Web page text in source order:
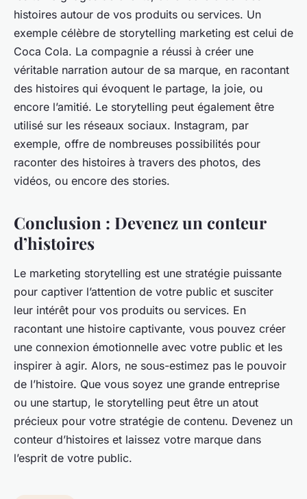
histoires autour de vos produits ou services. Un
exemple célèbre de storytelling marketing est celui de
Coca Cola. La compagnie a réussi à créer une
véritable narration autour de sa marque, en racontant
des histoires qui évoquent le partage, la joie, ou
encore l’amitié. Le storytelling peut également être
utilisé sur les réseaux sociaux. Instagram, par
exemple, offre de nombreuses possibilités pour
raconter des histoires à travers des photos, des
vidéos, ou encore des stories.
Conclusion : Devenez un conteur
d’histoires
Le marketing storytelling est une stratégie puissante
pour captiver l’attention de votre public et susciter
leur intérêt pour vos produits ou services. En
racontant une histoire captivante, vous pouvez créer
une connexion émotionnelle avec votre public et les
inspirer à agir. Alors, ne sous-estimez pas le pouvoir
de l’histoire. Que vous soyez une grande entreprise
ou une startup, le storytelling peut être un atout
précieux pour votre stratégie de contenu. Devenez un
conteur d’histoires et laissez votre marque dans
l’esprit de votre public.